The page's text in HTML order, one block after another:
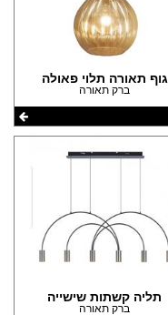
גוף תאורה תלוי פאולה
ברק תאורה
תליה קשתות שישייה
ברק תאורה